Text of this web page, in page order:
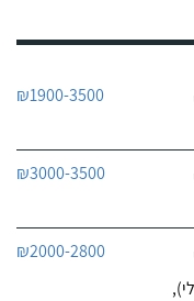
גישה מצויינת לכלבים,
בכל הפעמים ששמתי
מאוד מרוצה, ליאור
מצליח להעניק
שהות נעימה בזמן
בפנסיון, ניתן
₪1900-3500
₪3000-3500
₪2000-2800